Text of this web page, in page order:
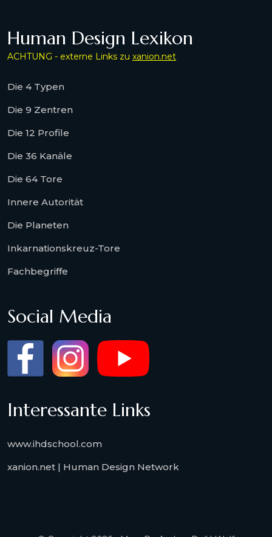
Human Design Lexikon
ACHTUNG - externe Links zu xanion.net
Die 4 Typen
Die 9 Zentren
Die 12 Profile
Die 36 Kanäle
Die 64 Tore
Innere Autorität
Die Planeten
Inkarnationskreuz-Tore
Fachbegriffe
Social Media
Interessante Links
www.ihdschool.com
xanion.net | Human Design Network